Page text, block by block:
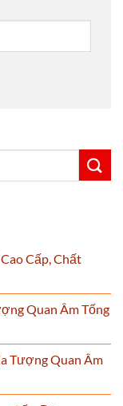
Cấp, Chất
Quan Âm Tống
Tượng Quan Âm